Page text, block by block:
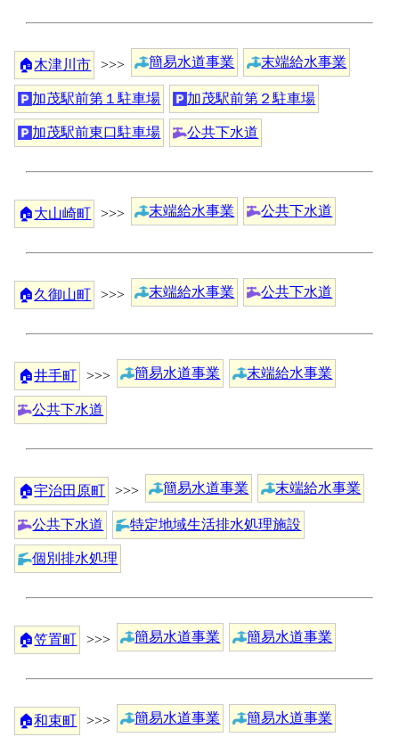
🏠木津川市 >>> 簡易水道事業 末端給水事業
加茂駅前第１駐車場 加茂駅前第２駐車場
加茂駅前東口駐車場 公共下水道
🏠大山崎町 >>> 末端給水事業 公共下水道
🏠久御山町 >>> 末端給水事業 公共下水道
🏠井手町 >>> 簡易水道事業 末端給水事業
公共下水道
🏠宇治田原町 >>> 簡易水道事業 末端給水事業
公共下水道 特定地域生活排水処理施設
個別排水処理
🏠笠置町 >>> 簡易水道事業 簡易水道事業
🏠和束町 >>> 簡易水道事業 簡易水道事業